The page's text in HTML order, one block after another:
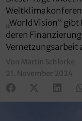
„World Vision“
deren
Vernetzungsarbeit
Von Martin Schlorke
21. November 2024